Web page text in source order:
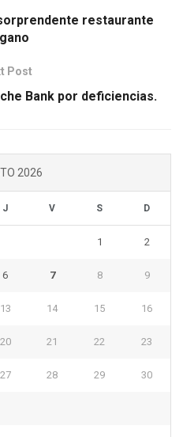
restaurante
Post
Bank por deficiencias.
2026
J V S D
1 2
6 7 8 9
13 14 15 16
20 21 22 23
27 28 29 30